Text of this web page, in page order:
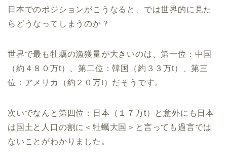
日本でのポジションがこうなると、では世界的に見た
らどうなってしまうのか？
世界で最も牡蠣の漁獲量が大きいのは、第一位：中国
（約４８０万t）、第二位：韓国（約３３万t）、第三
位：アメリカ（約２０万t）だそうです。
次いでなんと第四位：日本（１７万t）と意外にも日本
は国土と人口の割に＜牡蠣大国＞と言っても過言では
ないことがわかりました。